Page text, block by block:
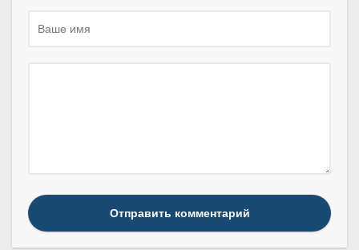
Отправить комментарий